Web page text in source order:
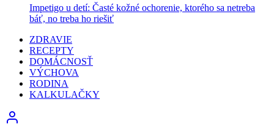
Impetigo u detí: Časté kožné ochorenie, ktorého sa netreba
báť, no treba ho riešiť
ZDRAVIE
RECEPTY
DOMÁCNOSŤ
VÝCHOVA
RODINA
KALKULAČKY